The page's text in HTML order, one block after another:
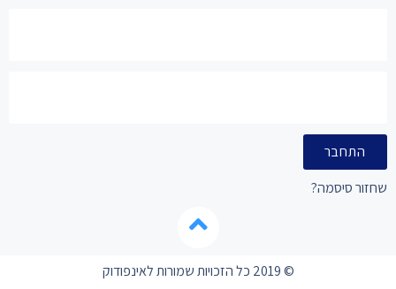
התחבר
שחזור סיסמה?
© 2019 כל הזכויות שמורות לאינפודוק